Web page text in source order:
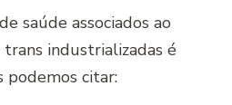
saúde associados ao
industrializadas é
podemos citar: